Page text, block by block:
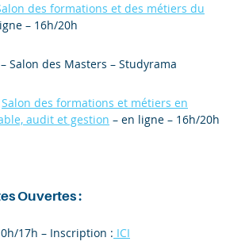
des formations et des métiers du
– 16h/20h
Salon des Masters – Studyrama
Salon des formations et métiers en
audit et gestion – en ligne – 16h/20h
Ouvertes :
17h – Inscription : ICI